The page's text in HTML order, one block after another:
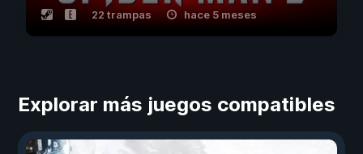
22 trampas hace 5 meses
Explorar más juegos compatibles